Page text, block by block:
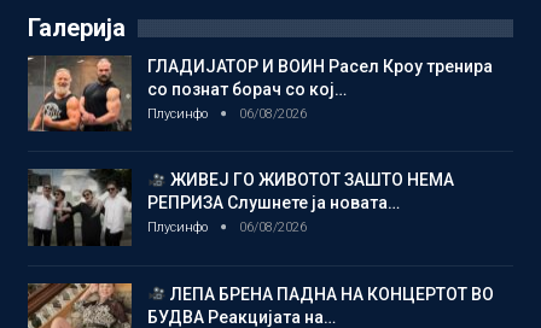
Галерија
ГЛАДИЈАТОР И ВОИН Расел Кроу тренира
со познат борач со кој…
Плусинфо 06/08/2026
ЖИВЕЈ ГО ЖИВОТОТ ЗАШТО НЕМА
РЕПРИЗА Слушнете ја новата…
Плусинфо 06/08/2026
ЛЕПА БРЕНА ПАДНА НА КОНЦЕРТОТ ВО
БУДВА Реакцијата на…